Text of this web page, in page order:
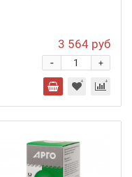
3 564 руб
+
-